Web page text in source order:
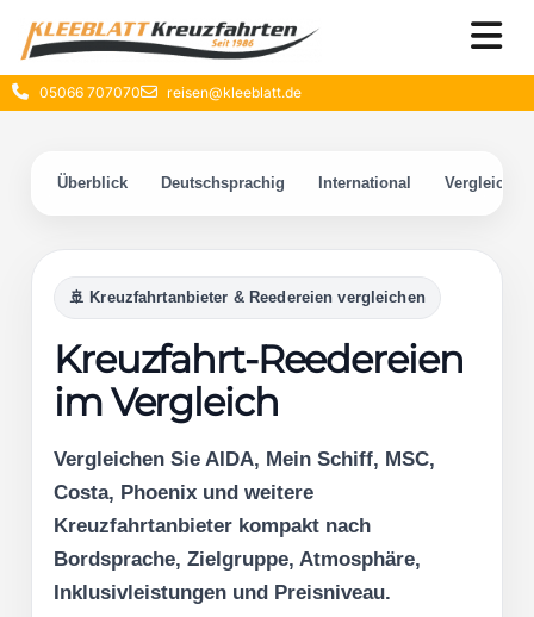
05066 707070 reisen@kleeblatt.de
Überblick Deutschsprachig International Vergleich
🚢 Kreuzfahrtanbieter & Reedereien vergleichen
Kreuzfahrt-Reedereien
im Vergleich
Vergleichen Sie AIDA, Mein Schiff, MSC,
Costa, Phoenix und weitere
Kreuzfahrtanbieter kompakt nach
Bordsprache, Zielgruppe, Atmosphäre,
Inklusivleistungen und Preisniveau.